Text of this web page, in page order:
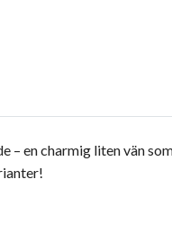
– en charmig liten vän